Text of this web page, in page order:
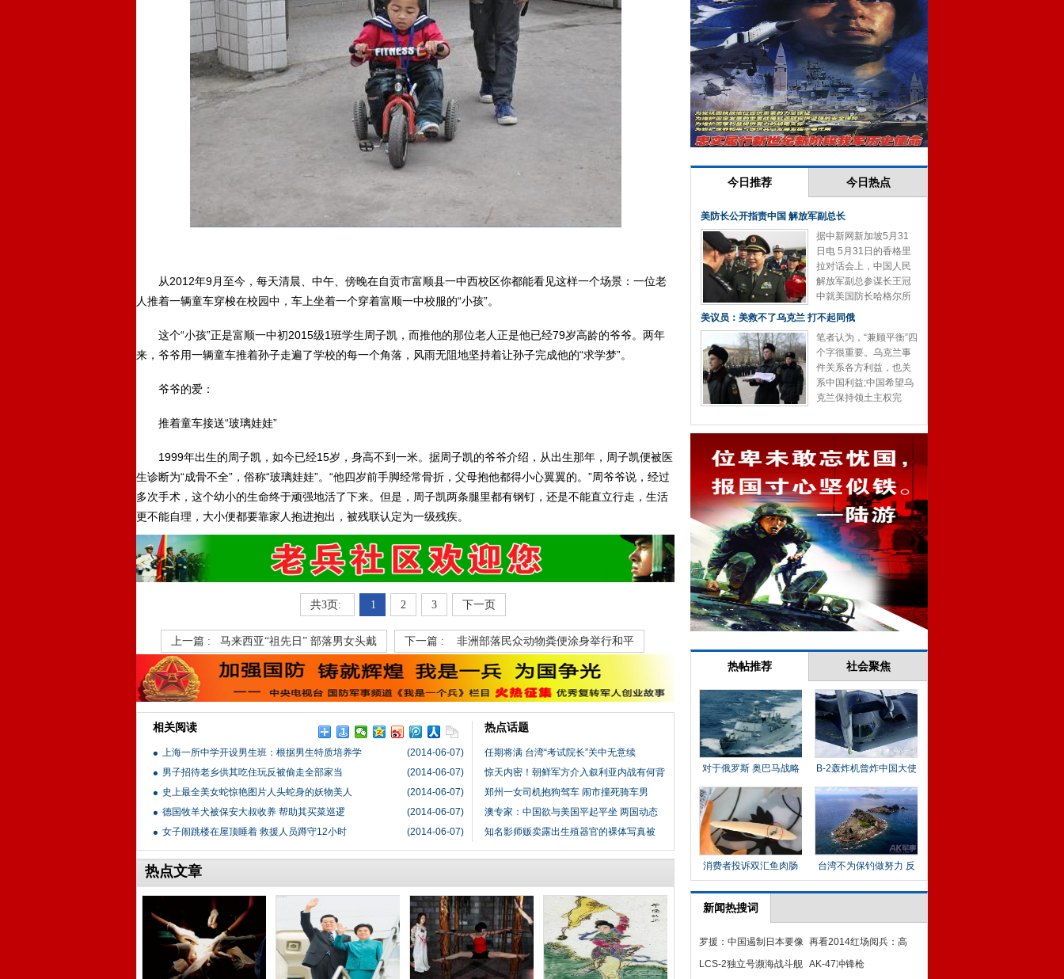
从2012年9月至今，每天清晨、中午、傍晚在自贡市富顺县一中西校区你都能看见这样一个场景：一位老
人推着一辆童车穿梭在校园中，车上坐着一个穿着富顺一中校服的“小孩”。
这个“小孩”正是富顺一中初2015级1班学生周子凯，而推他的那位老人正是他已经79岁高龄的爷爷。两年
来，爷爷用一辆童车推着孙子走遍了学校的每一个角落，风雨无阻地坚持着让孙子完成他的“求学梦”。
爷爷的爱：
推着童车接送“玻璃娃娃”
1999年出生的周子凯，如今已经15岁，身高不到一米。据周子凯的爷爷介绍，从出生那年，周子凯便被医
生诊断为“成骨不全”，俗称“玻璃娃娃”。“他四岁前手脚经常骨折，父母抱他都得小心翼翼的。”周爷爷说，经过
多次手术，这个幼小的生命终于顽强地活了下来。但是，周子凯两条腿里都有钢钉，还是不能直立行走，生活
更不能自理，大小便都要靠家人抱进抱出，被残联认定为一级残疾。
共3页: 1 2 3 下一页
上一篇 : 马来西亚“祖先日” 部落男女头戴 下一篇 : 非洲部落民众动物粪便涂身举行和平
相关阅读
(2014-06-07)
上海一所中学开设男生班：根据男生特质培养学
(2014-06-07)
男子招待老乡供其吃住玩反被偷走全部家当
(2014-06-07)
史上最全美女蛇惊艳图片人头蛇身的妖物美人
(2014-06-07)
德国牧羊犬被保安大叔收养 帮助其买菜巡逻
(2014-06-07)
女子闹跳楼在屋顶睡着 救援人员蹲守12小时
热点话题
任期将满 台湾“考试院长”关中无意续
惊天内密！朝鲜军方介入叙利亚内战有何背
郑州一女司机抱狗驾车 闹市撞死骑车男
澳专家：中国欲与美国平起平坐 两国动态
知名影师贩卖露出生殖器官的裸体写真被
热点文章
新闻热搜词
罗援：中国遏制日本要像
武松打虎 气势要足
再看2014红场阅兵：高
挑洋妹制服女兵现场助阵
LCS-2独立号濒海战斗舰 AK-47冲锋枪